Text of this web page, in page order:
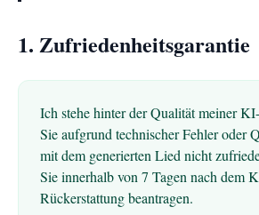
1. Zufriedenheitsgarantie
Ich stehe hinter der Qualität meiner
Sie aufgrund technischer Fehler oder
mit dem generierten Lied nicht
Sie innerhalb von 7 Tagen nach dem
Rückerstattung beantragen.